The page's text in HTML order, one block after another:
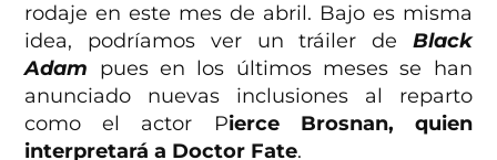
rodaje en este mes de abril. Bajo es misma
idea, podríamos ver un tráiler de Black
Adam pues en los últimos meses se han
anunciado nuevas inclusiones al reparto
como el actor Pierce Brosnan, quien
interpretará a Doctor Fate.